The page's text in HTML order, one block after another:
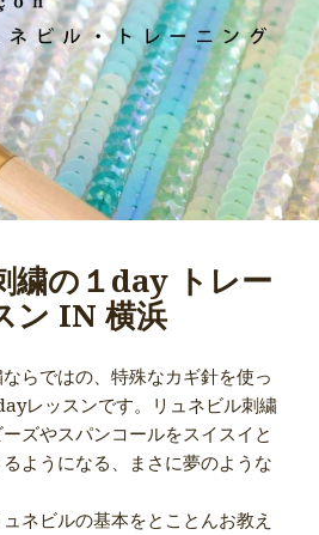
繍の１day トレー
ン IN 横浜
らではの、特殊なカギ針を使っ
レッスンです。リュネビル刺繍
ズやスパンコールをスイスイと
ようになる、まさに夢のような
ネビルの基本をとことんお教え